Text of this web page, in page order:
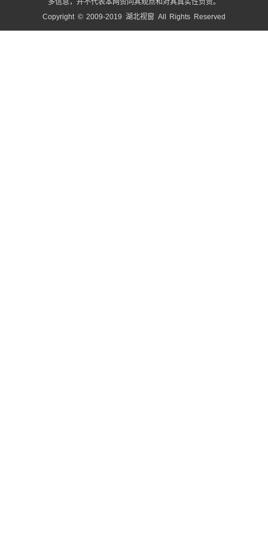
多信息，并不代表本网赞同其观点和对其真实性负责。
Copyright © 2009-2019 湖北视窗 All Rights Reserved